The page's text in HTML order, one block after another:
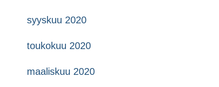
syyskuu 2020
toukokuu 2020
maaliskuu 2020